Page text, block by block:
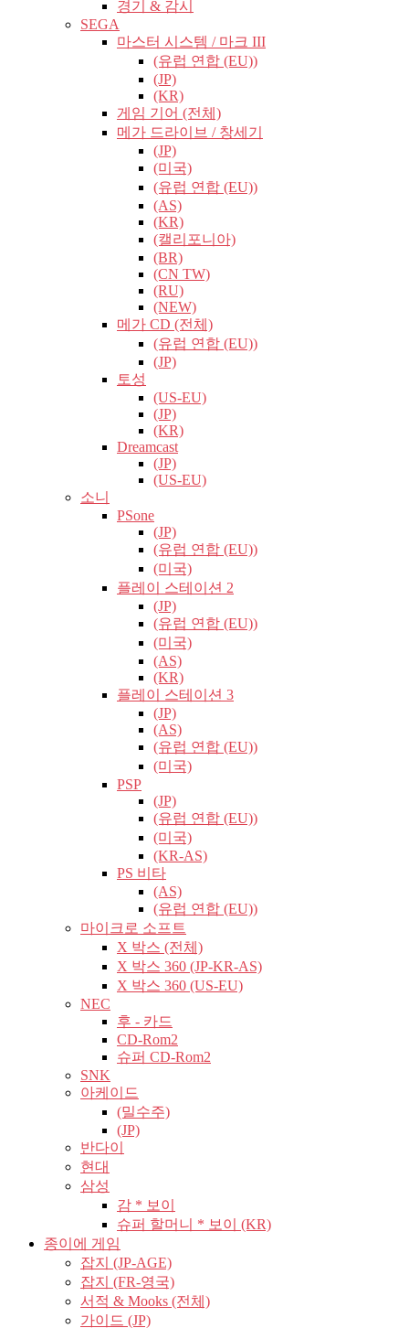
경기 & 감시
SEGA
마스터 시스템 / 마크 III
(유럽​​ 연합 (EU))
(JP)
(KR)
게임 기어 (전체)
메가 드라이브 / 창세기
(JP)
(미국)
(유럽​​ 연합 (EU))
(AS)
(KR)
(캘리포니아)
(BR)
(CN TW)
(RU)
(NEW)
메가 CD (전체)
(유럽​​ 연합 (EU))
(JP)
토성
(US-EU)
(JP)
(KR)
Dreamcast
(JP)
(US-EU)
소니
PSone
(JP)
(유럽​​ 연합 (EU))
(미국)
플레이 스테이션 2
(JP)
(유럽​​ 연합 (EU))
(미국)
(AS)
(KR)
플레이 스테이션 3
(JP)
(AS)
(유럽​​ 연합 (EU))
(미국)
PSP
(JP)
(유럽​​ 연합 (EU))
(미국)
(KR-AS)
PS 비타
(AS)
(유럽​​ 연합 (EU))
마이크로 소프트
X 박스 (전체)
X 박스 360 (JP-KR-AS)
X 박스 360 (US-EU)
NEC
후 - 카드
CD-Rom2
슈퍼 CD-Rom2
SNK
아케이드
(밀수주)
(JP)
반다이
현대
삼성
감 * 보이
슈퍼 할머니 * 보이 (KR)
종이에 게임
잡지 (JP-AGE)
잡지 (FR-영국)
서적 & Mooks (전체)
가이드 (JP)